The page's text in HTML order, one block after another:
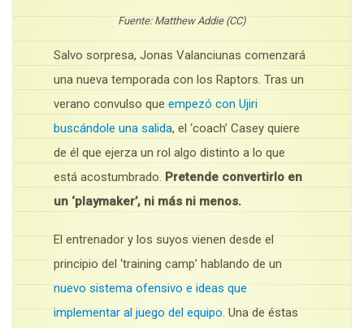
Fuente: Matthew Addie (CC)
Salvo sorpresa, Jonas Valanciunas comenzará
una nueva temporada con los Raptors. Tras un
verano convulso que empezó con Ujiri
buscándole una salida, el ‘coach’ Casey quiere
de él que ejerza un rol algo distinto a lo que
está acostumbrado. Pretende convertirlo en
un ‘playmaker’, ni más ni menos.
El entrenador y los suyos vienen desde el
principio del ‘training camp’ hablando de un
nuevo sistema ofensivo e ideas que
implementar al juego del equipo. Una de éstas